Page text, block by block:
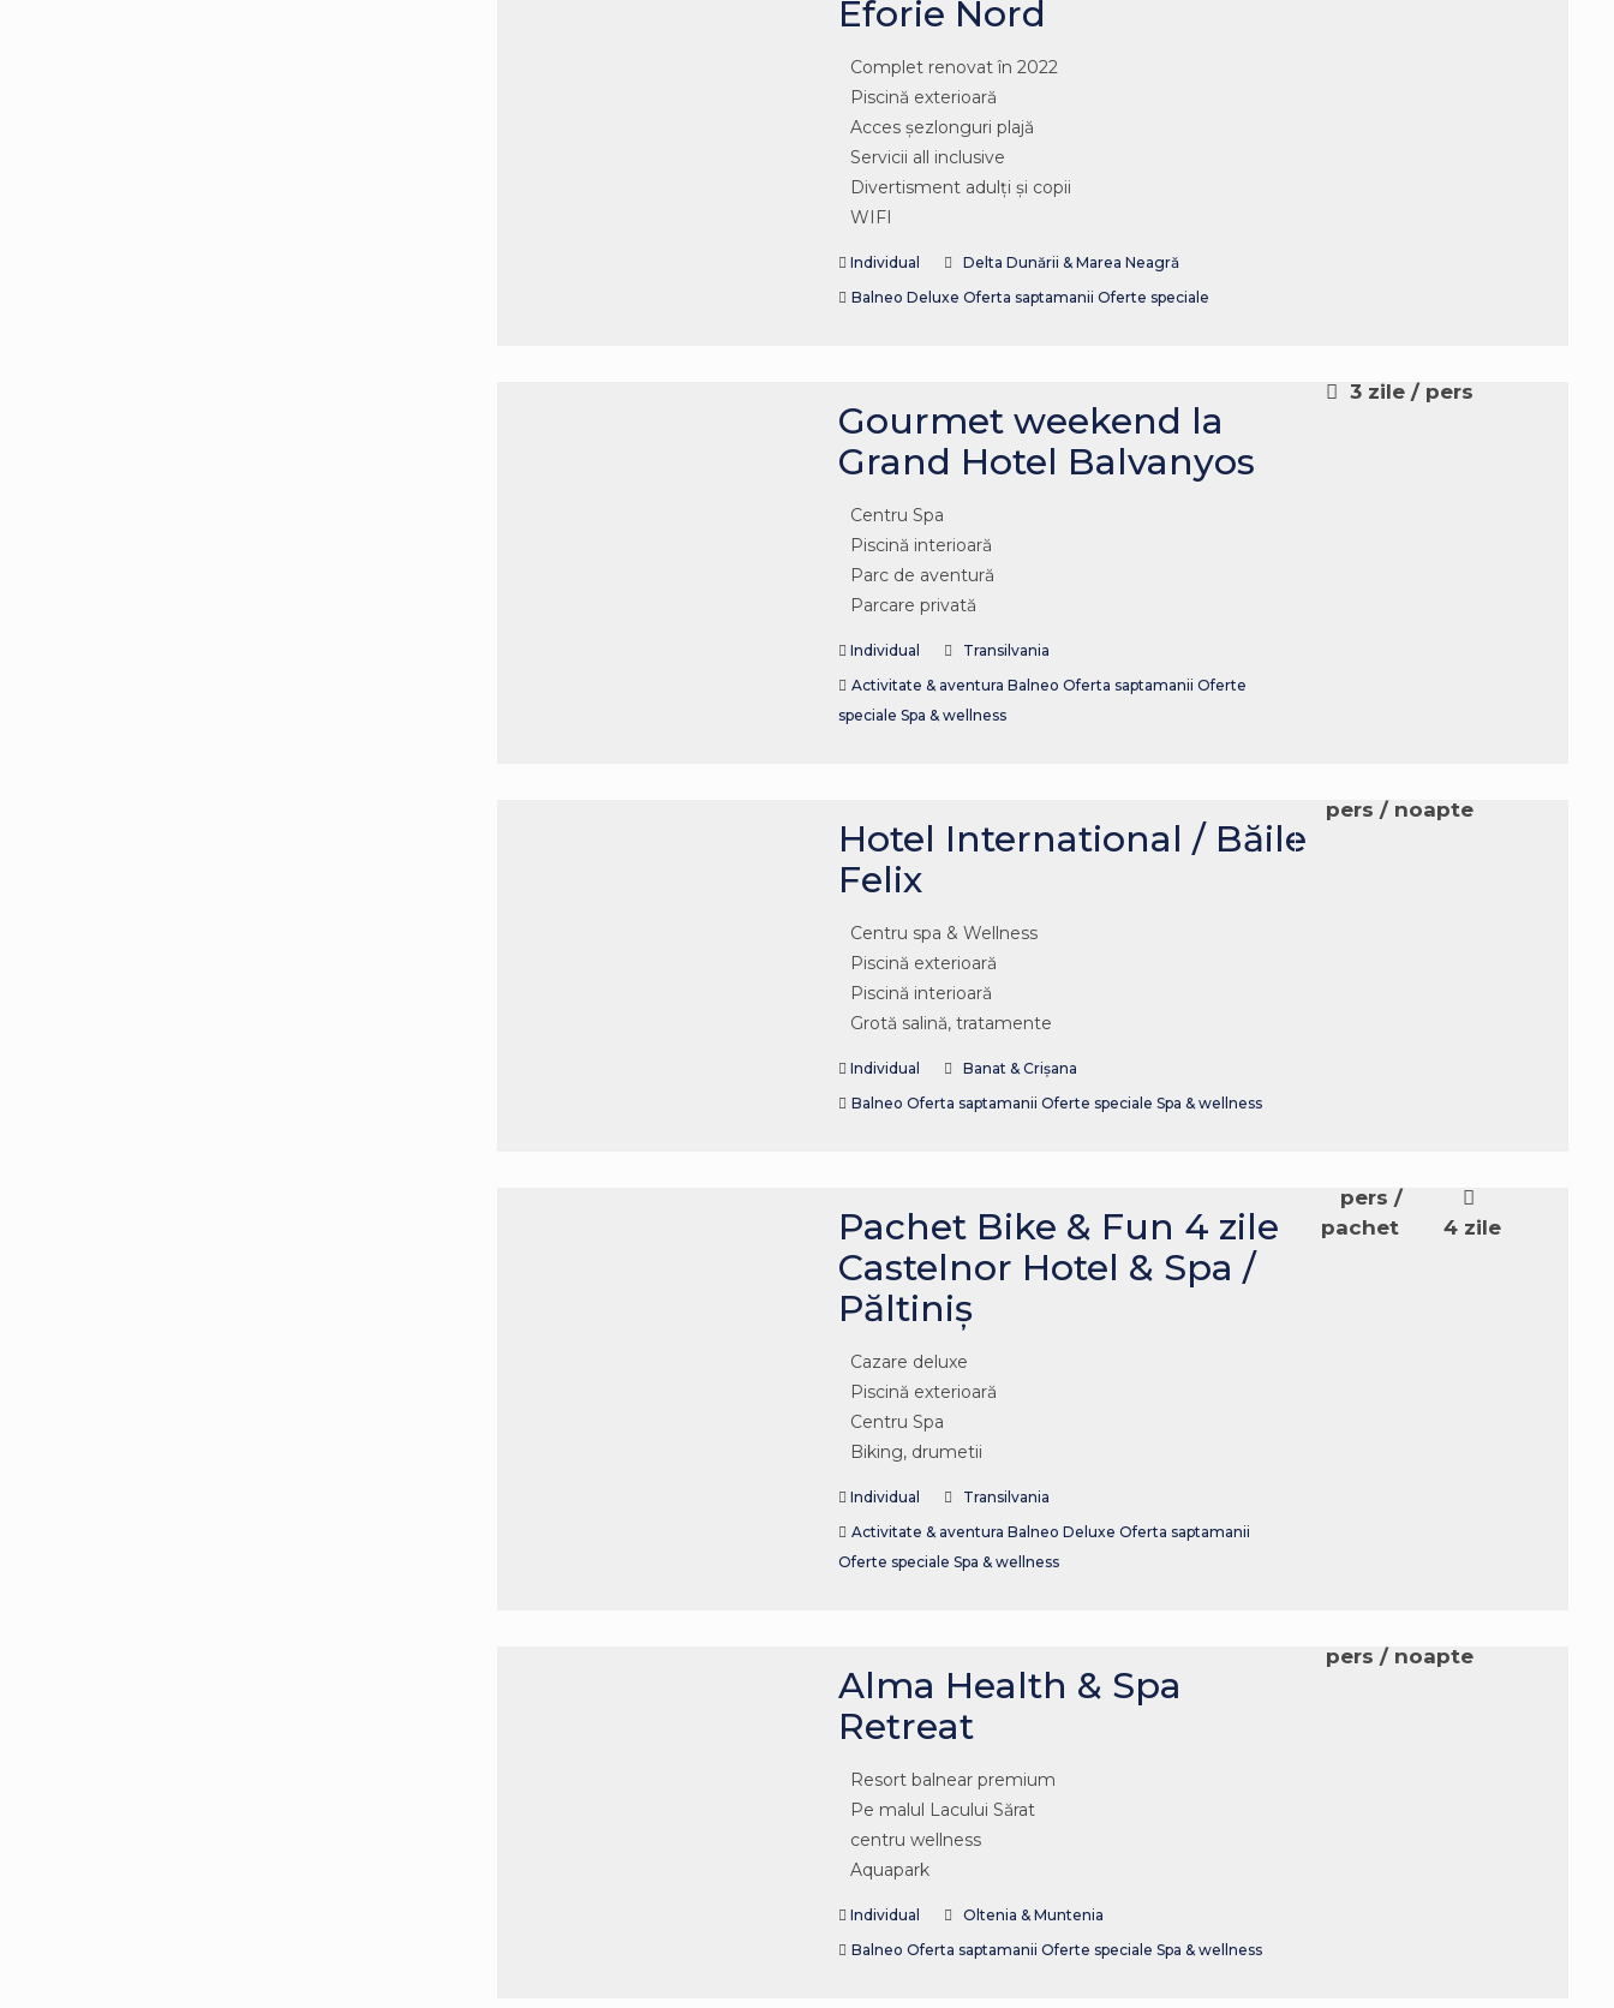
Eforie Nord
Complet renovat în 2022
Piscină exterioară
Acces șezlonguri plajă
Servicii all inclusive
Divertisment adulți și copii
WIFI
Individual
Delta Dunării & Marea Neagră
Balneo Deluxe Oferta saptamanii Oferte speciale
Gourmet weekend la
Grand Hotel Balvanyos
Centru Spa
Piscină interioară
Parc de aventură
Parcare privată
Individual
Transilvania
Activitate & aventura Balneo Oferta saptamanii Oferte
speciale Spa & wellness
3 zile/ pers
Hotel International / Băile
Felix
Centru spa & Wellness
Piscină exterioară
Piscină interioară
Grotă salină, tratamente
Individual
Banat & Crișana
Balneo Oferta saptamanii Oferte speciale Spa & wellness
pers / noapte
Pachet Bike & Fun 4 zile
Castelnor Hotel & Spa /
Păltiniș
Cazare deluxe
Piscină exterioară
Centru Spa
Biking, drumetii
Individual
Transilvania
Activitate & aventura Balneo Deluxe Oferta saptamanii
Oferte speciale Spa & wellness
pers /
pachet
4 zile
Alma Health & Spa
Retreat
Resort balnear premium
Pe malul Lacului Sărat
centru wellness
Aquapark
Individual
Oltenia & Muntenia
Balneo Oferta saptamanii Oferte speciale Spa & wellness
pers / noapte